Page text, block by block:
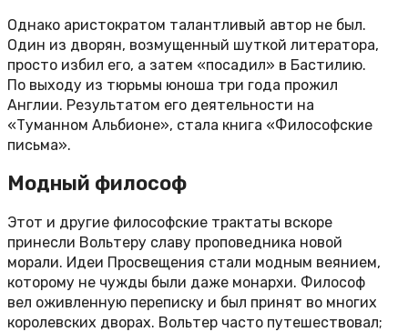
Однако аристократом талантливый автор не был.
Один из дворян, возмущенный шуткой литератора,
просто избил его, а затем «посадил» в Бастилию.
По выходу из тюрьмы юноша три года прожил
Англии. Результатом его деятельности на
«Туманном Альбионе», стала книга «Философские
письма».
Модный философ
Этот и другие философские трактаты вскоре
принесли Вольтеру славу проповедника новой
морали. Идеи Просвещения стали модным веянием,
которому не чужды были даже монархи. Философ
вел оживленную переписку и был принят во многих
королевских дворах. Вольтер часто путешествовал;